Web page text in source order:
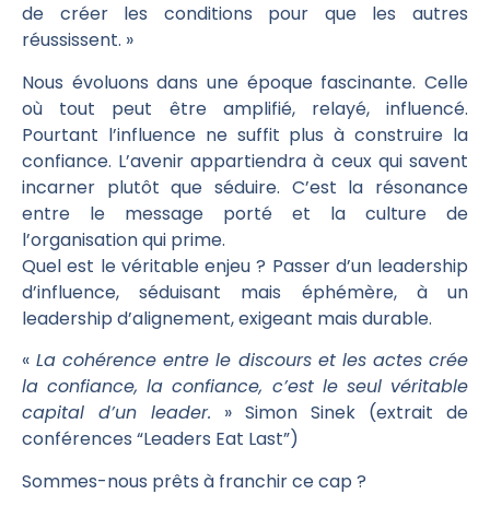
de créer les conditions pour que les autres
réussissent. »
Nous évoluons dans une époque fascinante. Celle
où tout peut être amplifié, relayé, influencé.
Pourtant l’influence ne suffit plus à construire la
confiance. L’avenir appartiendra à ceux qui savent
incarner plutôt que séduire. C’est la résonance
entre le message porté et la culture de
l’organisation qui prime.
Quel est le véritable enjeu ? Passer d’un leadership
d’influence, séduisant mais éphémère, à un
leadership d’alignement, exigeant mais durable.
« La cohérence entre le discours et les actes crée
la confiance, la confiance, c’est le seul véritable
capital d’un leader. » Simon Sinek (extrait de
conférences “Leaders Eat Last”)
Sommes-nous prêts à franchir ce cap ?